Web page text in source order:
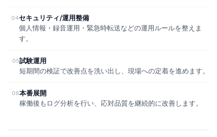
04セキュリティ/運用整備
個人情報・録音運用・緊急時転送などの運用ルールを整えま
す。
05試験運用
短期間の検証で改善点を洗い出し、現場への定着を進めます。
06本番展開
稼働後もログ分析を行い、応対品質を継続的に改善します。